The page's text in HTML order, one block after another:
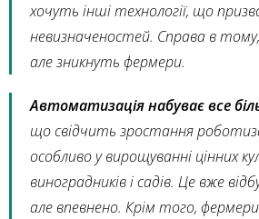
хочуть інші технології, що
невизначеностей. Справа в
але зникнуть фермери.
Автоматизація набуває все
що свідчить зростання
особливо у вирощуванні цінних
виноградників і садів. Це вже
але впевнено. Крім того,